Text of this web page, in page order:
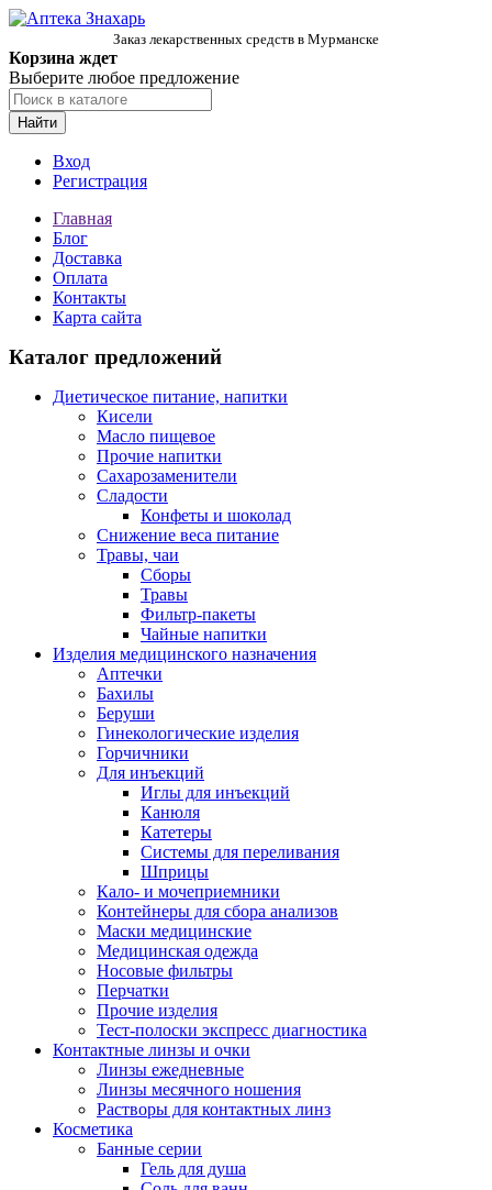
Заказ лекарственных средств в Мурманске
Корзина ждет
Выберите любое предложение
Найти
Вход
Регистрация
Главная
Блог
Доставка
Оплата
Контакты
Карта сайта
Каталог предложений
Диетическое питание, напитки
Кисели
Масло пищевое
Прочие напитки
Сахарозаменители
Сладости
Конфеты и шоколад
Снижение веса питание
Травы, чаи
Сборы
Травы
Фильтр-пакеты
Чайные напитки
Изделия медицинского назначения
Аптечки
Бахилы
Беруши
Гинекологические изделия
Горчичники
Для инъекций
Иглы для инъекций
Канюля
Катетеры
Системы для переливания
Шприцы
Кало- и мочеприемники
Контейнеры для сбора анализов
Маски медицинские
Медицинская одежда
Носовые фильтры
Перчатки
Прочие изделия
Тест-полоски экспресс диагностика
Контактные линзы и очки
Линзы ежедневные
Линзы месячного ношения
Растворы для контактных линз
Косметика
Банные серии
Гель для душа